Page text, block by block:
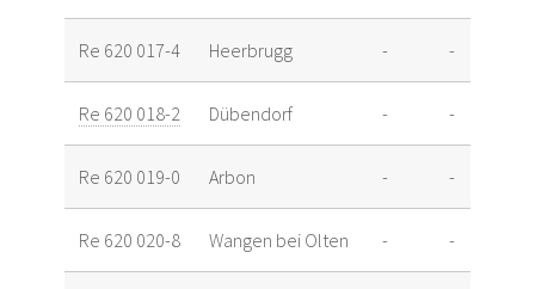
Re 620 017-4 Heerbrugg - -
Re 620 018-2 Dübendorf - -
Re 620 019-0 Arbon - -
Re 620 020-8 Wangen bei Olten - -